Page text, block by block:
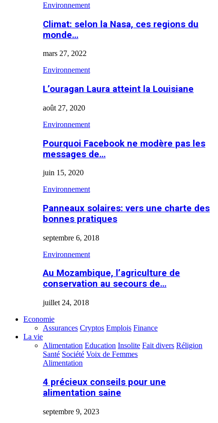
Environnement
Climat: selon la Nasa, ces regions du
monde…
mars 27, 2022
Environnement
L’ouragan Laura atteint la Louisiane
août 27, 2020
Environnement
Pourquoi Facebook ne modère pas les
messages de…
juin 15, 2020
Environnement
Panneaux solaires: vers une charte des
bonnes pratiques
septembre 6, 2018
Environnement
Au Mozambique, l’agriculture de
conservation au secours de…
juillet 24, 2018
Economie
Assurances Cryptos Emplois Finance
La vie
Alimentation Education Insolite Fait divers Réligion
Santé Société Voix de Femmes
Alimentation
4 précieux conseils pour une
alimentation saine
septembre 9, 2023